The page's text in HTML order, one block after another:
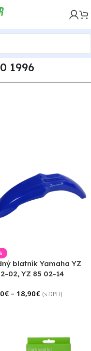
80Yamaha YZ 80 1996
1996
blatník Yamaha YZ
02, YZ 85 02-14
€ – 18,90€ (s DPH)